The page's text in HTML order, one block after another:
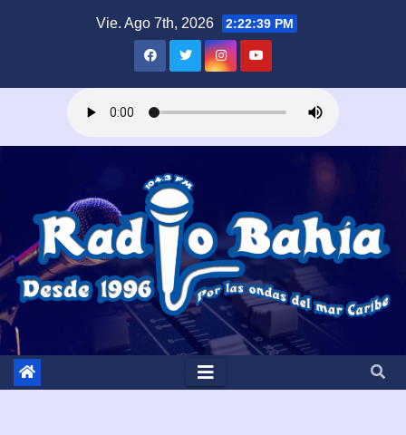
Vie. Ago 7th, 2026 2:22:40 PM